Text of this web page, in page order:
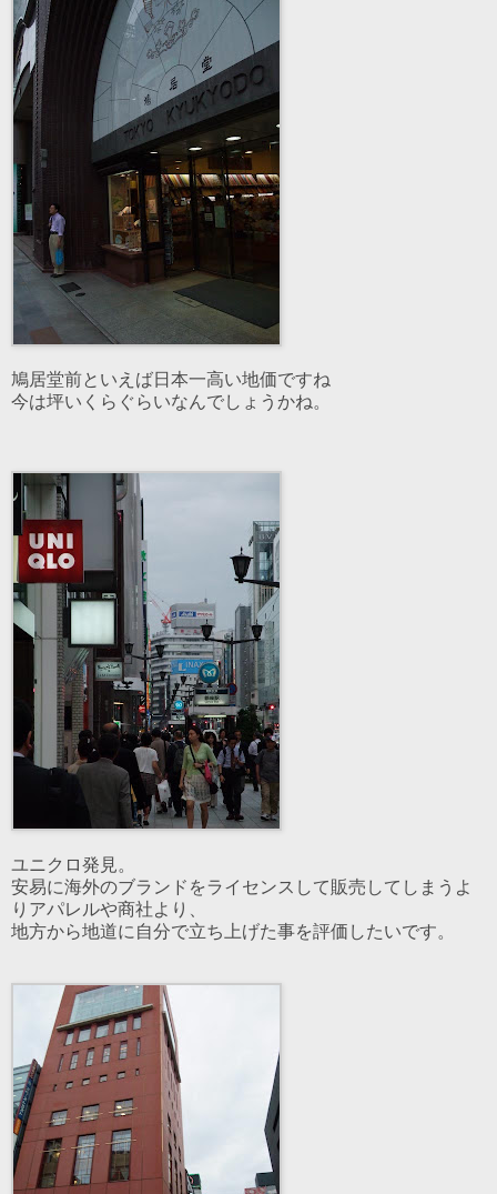
鳩居堂前といえば日本一高い地価ですね
今は坪いくらぐらいなんでしょうかね。
ユニクロ発見。
安易に海外のブランドをライセンスして販売してしまうよ
りアパレルや商社より、
地方から地道に自分で立ち上げた事を評価したいです。